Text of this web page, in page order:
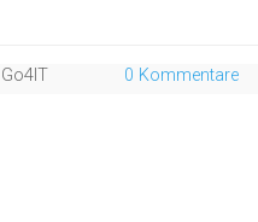
Go4IT 0 Kommentare